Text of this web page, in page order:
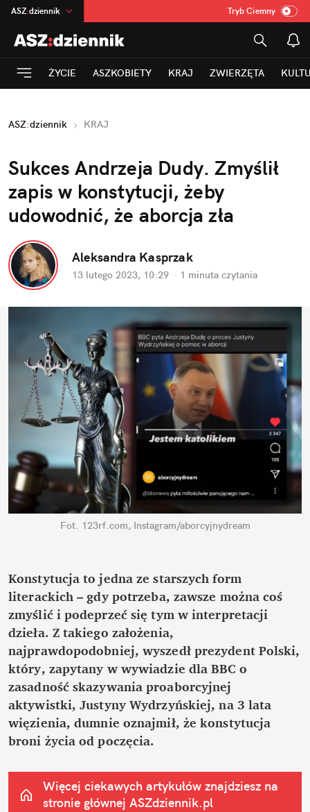
ASZ:dziennik
na:Temat
INN:Poland
mama
Rozrywka
Tryb Ciemny
ŻYCIE ASZKOBIETY KRAJ ZWIERZĘTA
ASZ:dziennik KRAJ
Sukces Andrzeja Dudy. Zmyślił
zapis w konstytucji, żeby
udowodnić, że aborcja zła
Aleksandra Kasprzak
13 lutego 2023, 10:29 · 1 minuta czytania
Fot. 123rf.com, Instagram/aborcyjnydream
Konstytucja to jedna ze starszych form
literackich – gdy potrzeba, zawsze można coś
zmyślić i podeprzeć się tym w interpretacji
dzieła. Z takiego założenia,
najprawdopodobniej, wyszedł prezydent Polski,
który, zapytany w wywiadzie dla BBC o
zasadność skazywania proaborcyjnej
aktywistki, Justyny Wydrzyńskiej, na 3 lata
więzienia, dumnie oznajmił, że konstytucja
broni życia od poczęcia.
Więcej ciekawych artykułów znajdziesz na
stronie głównej ASZdziennik.pl